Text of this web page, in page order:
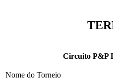
Circuito P&P
Nome do Torneio